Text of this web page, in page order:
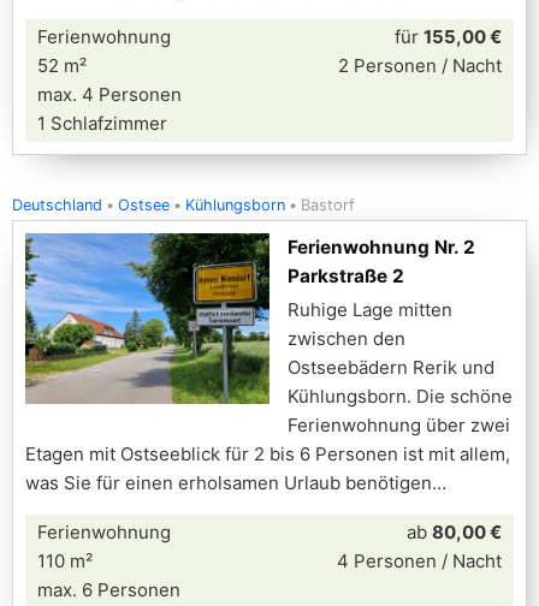
Ferienwohnung
52 m²
max. 4 Personen
1 Schlafzimmer
für 155,00 €
2 Personen / Nacht
Deutschland Ostsee Kühlungsborn Bastorf
Ferienwohnung Nr. 2
Parkstraße 2
Ruhige Lage mitten
zwischen den
Ostseebädern Rerik und
Kühlungsborn. Die schöne
Ferienwohnung über zwei
Etagen mit Ostseeblick für 2 bis 6 Personen ist mit allem,
was Sie für einen erholsamen Urlaub benötigen
Ferienwohnung
110 m²
max. 6 Personen
ab 80,00 €
4 Personen / Nacht